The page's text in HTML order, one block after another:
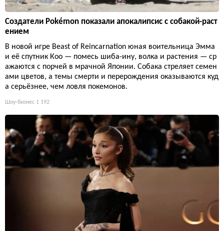
Создатели Pokémon показали апокалипсис с собакой-раст
ением
В новой игре Beast of Reincarnation юная воительница Эмма
и её спутник Кoo — помесь шиба-ину, волка и растения — ср
ажаются с порчей в мрачной Японии. Собака стреляет семен
ами цветов, а темы смерти и перерождения оказываются куд
а серьёзнее, чем ловля покемонов.
Шоу-бизнес 1 192